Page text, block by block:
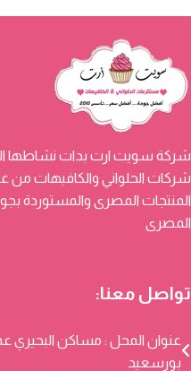
شركة سويت ارت بدات نشاطها
المنتجات المصرى والمستوردة
المصرى
تواصل معنا:
بورسعيد